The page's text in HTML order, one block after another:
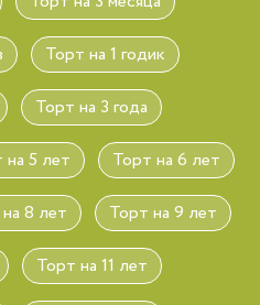
Торт на 1 годик
Торт на 3 года
на 5 лет Торт на 6 лет
8 лет Торт на 9 лет
Торт на 11 лет